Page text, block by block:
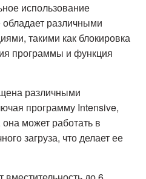
использование
различными
такими как блокировка
программы и функция
различными
программу Intensive,
может работать в
загруза, что делает ее